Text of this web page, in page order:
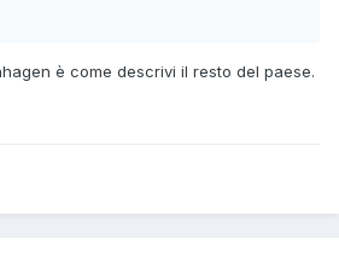
è come descrivi il resto del paese.